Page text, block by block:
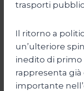
trasporti
Il ritorno a
un’ulteriore
inedito di primo
rappresenta
importante